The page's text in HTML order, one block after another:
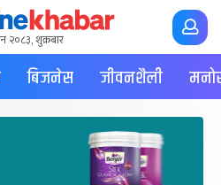
२०८३, शुक्रबार
बिजनेस जीवनशैली